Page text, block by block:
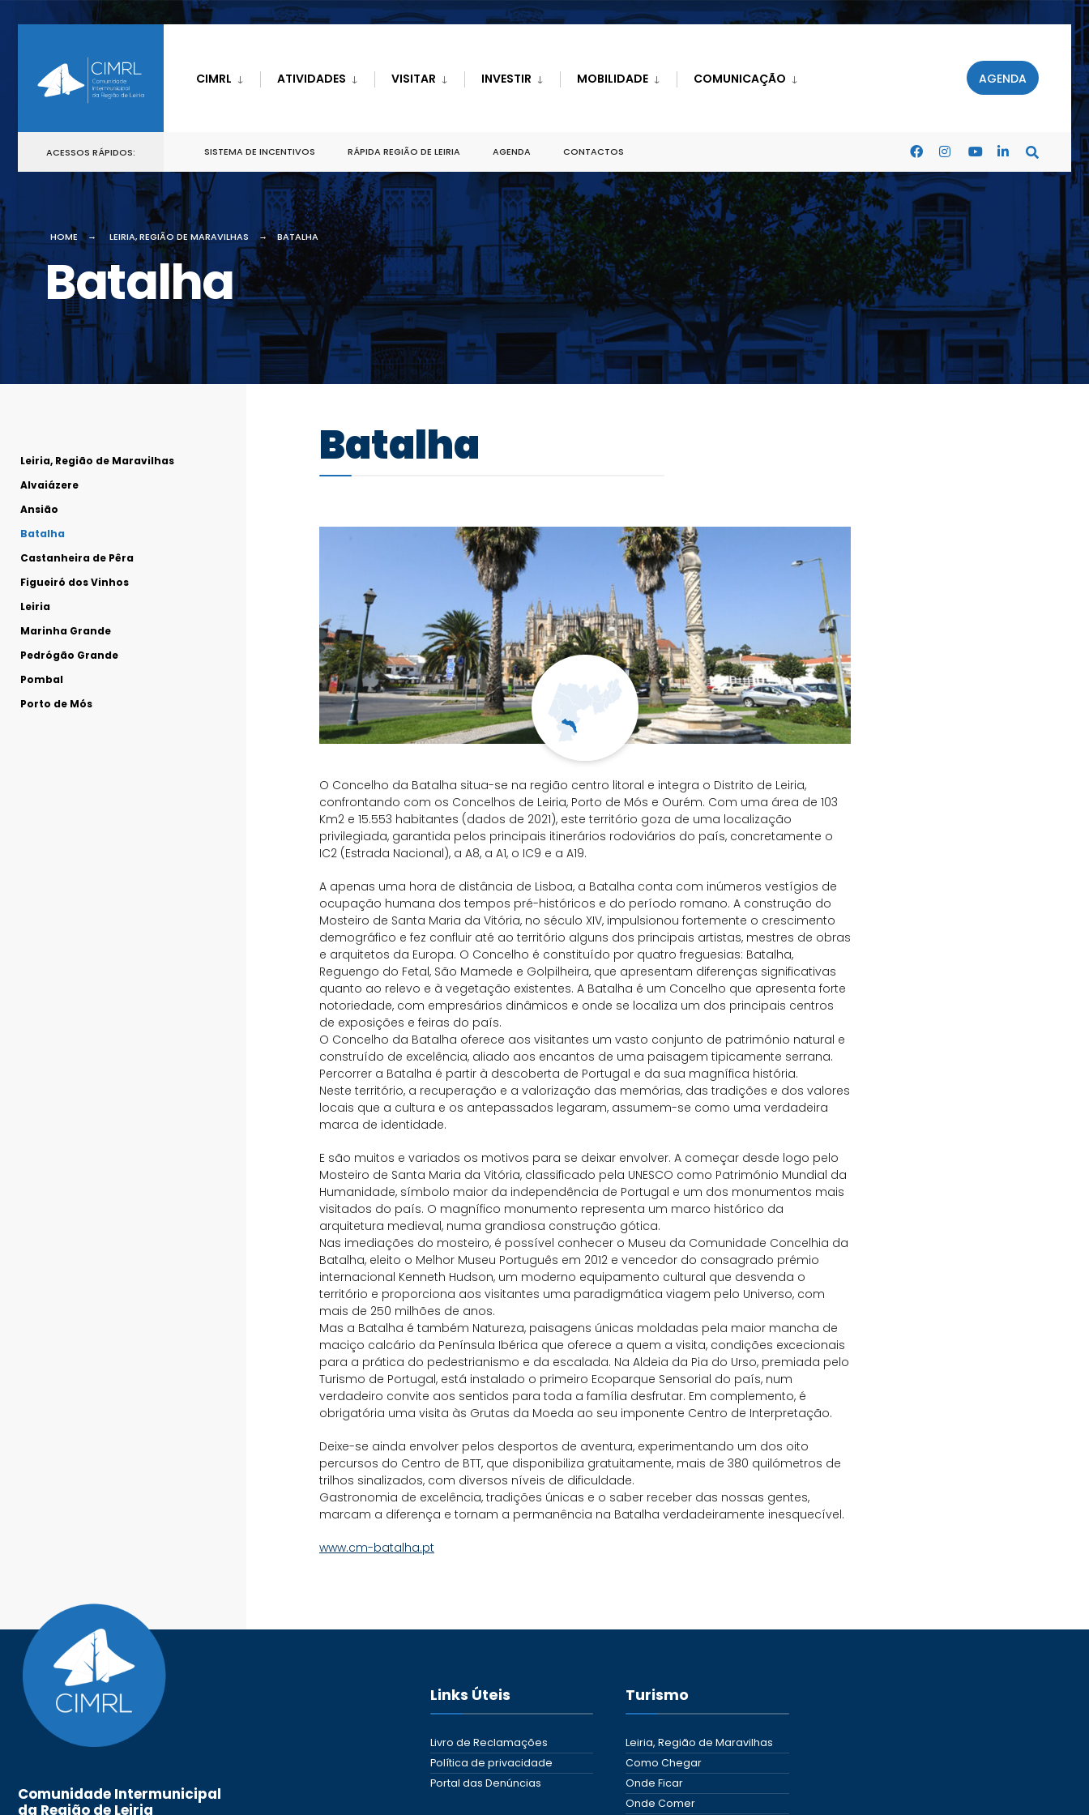
CIMRL ATIVIDADES VISITAR INVESTIR MOBILIDADE COMUNICAÇÃO AGENDA
ACESSOS RÁPIDOS: SISTEMA DE INCENTIVOS RÁPIDA REGIÃO DE LEIRIA AGENDA CONTACTOS
HOME LEIRIA, REGIÃO DE MARAVILHAS BATALHA
Batalha
Leiria, Região de Maravilhas
Alvaiázere
Ansião
Batalha
Castanheira de Pêra
Figueiró dos Vinhos
Leiria
Marinha Grande
Pedrógão Grande
Pombal
Porto de Mós
Batalha
O Concelho da Batalha situa-se na região centro litoral e integra o Distrito de Leiria,
confrontando com os Concelhos de Leiria, Porto de Mós e Ourém. Com uma área de 103
Km2 e 15.553 habitantes (dados de 2021), este território goza de uma localização
privilegiada, garantida pelos principais itinerários rodoviários do país, concretamente o
IC2 (Estrada Nacional), a A8, a A1, o IC9 e a A19.
A apenas uma hora de distância de Lisboa, a Batalha conta com inúmeros vestígios de
ocupação humana dos tempos pré-históricos e do período romano. A construção do
Mosteiro de Santa Maria da Vitória, no século XIV, impulsionou fortemente o crescimento
demográfico e fez confluir até ao território alguns dos principais artistas, mestres de obras
e arquitetos da Europa. O Concelho é constituído por quatro freguesias: Batalha,
Reguengo do Fetal, São Mamede e Golpilheira, que apresentam diferenças significativas
quanto ao relevo e à vegetação existentes. A Batalha é um Concelho que apresenta forte
notoriedade, com empresários dinâmicos e onde se localiza um dos principais centros
de exposições e feiras do país.
O Concelho da Batalha oferece aos visitantes um vasto conjunto de património natural e
construído de excelência, aliado aos encantos de uma paisagem tipicamente serrana.
Percorrer a Batalha é partir à descoberta de Portugal e da sua magnífica história.
Neste território, a recuperação e a valorização das memórias, das tradições e dos valores
locais que a cultura e os antepassados legaram, assumem-se como uma verdadeira
marca de identidade.
E são muitos e variados os motivos para se deixar envolver. A começar desde logo pelo
Mosteiro de Santa Maria da Vitória, classificado pela UNESCO como Património Mundial da
Humanidade, símbolo maior da independência de Portugal e um dos monumentos mais
visitados do país. O magnífico monumento representa um marco histórico da
arquitetura medieval, numa grandiosa construção gótica.
Nas imediações do mosteiro, é possível conhecer o Museu da Comunidade Concelhia da
Batalha, eleito o Melhor Museu Português em 2012 e vencedor do consagrado prémio
internacional Kenneth Hudson, um moderno equipamento cultural que desvenda o
território e proporciona aos visitantes uma paradigmática viagem pelo Universo, com
mais de 250 milhões de anos.
Mas a Batalha é também Natureza, paisagens únicas moldadas pela maior mancha de
maciço calcário da Península Ibérica que oferece a quem a visita, condições excecionais
para a prática do pedestrianismo e da escalada. Na Aldeia da Pia do Urso, premiada pelo
Turismo de Portugal, está instalado o primeiro Ecoparque Sensorial do país, num
verdadeiro convite aos sentidos para toda a família desfrutar. Em complemento, é
obrigatória uma visita às Grutas da Moeda ao seu imponente Centro de Interpretação.
Deixe-se ainda envolver pelos desportos de aventura, experimentando um dos oito
percursos do Centro de BTT, que disponibiliza gratuitamente, mais de 380 quilómetros de
trilhos sinalizados, com diversos níveis de dificuldade.
Gastronomia de excelência, tradições únicas e o saber receber das nossas gentes,
marcam a diferença e tornam a permanência na Batalha verdadeiramente inesquecível.
www.cm-batalha.pt
Comunidade Intermunicipal
da Região de Leiria
Links Úteis
Livro de Reclamações
Política de privacidade
Portal das Denúncias
Turismo
Leiria, Região de Maravilhas
Como Chegar
Onde Ficar
Onde Comer